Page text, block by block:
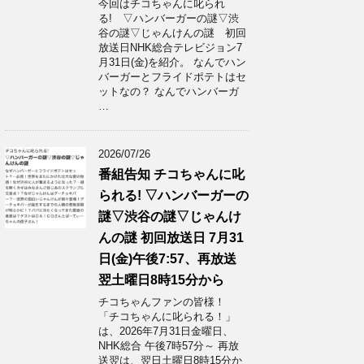
今回はチコちゃんに叱られ
る! ▽ハンバーガーの謎▽渋
谷の謎▽じゃんけんの謎 初回
放送日NHK総合テレビジョン7
月31日(金)を紹介。 なんでハン
バーガーとフライドポテトはセ
ットなの？ なんでハンバーガ
…
2026/07/26
番組告知 チコちゃんに叱
られる! ▽ハンバーガーの
謎▽渋谷の謎▽じゃんけ
んの謎 初回放送日 7月31
日(金)午後7:57、再放送
翌土曜日8時15分から
チコちゃんファンの皆様！
「チコちゃんに叱られる！」​
は、2026年7月31日金曜日、
NHK総合 午後7時57分～ 再放
送翌は、翌日土曜日8時15分か